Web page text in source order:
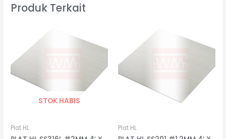
Produk Terkait
STOK HABIS
Plat HL Plat HL